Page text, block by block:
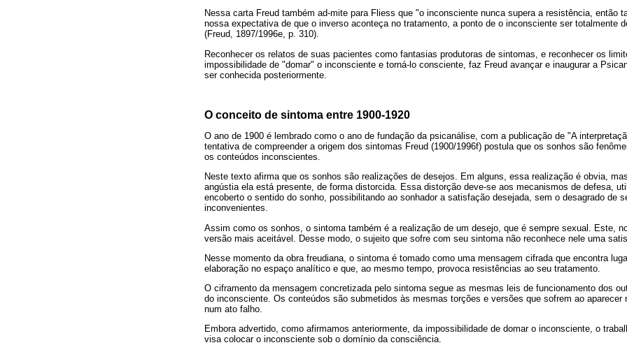
Nessa carta Freud também ad-mite para Fliess que "o inconsciente nunca supera a resistência, então
nossa expectativa de que o inverso aconteça no tratamento, a ponto de o inconsciente ser totalmente
(Freud, 1897/1996e, p. 310).
Reconhecer os relatos de suas pacientes como fantasias produtoras de sintomas, e reconhecer os
impossibilidade de "domar" o inconsciente e torná-lo consciente, faz Freud avançar e inaugurar a
ser conhecida posteriormente.
O conceito de sintoma entre 1900-1920
O ano de 1900 é lembrado como o ano de fundação da psicanálise, com a publicação de "A
tentativa de compreender a origem dos sintomas Freud (1900/1996f) postula que os sonhos são
os conteúdos inconscientes.
Neste texto afirma que os sonhos são realizações de desejos. Em alguns, essa realização é obvia,
angústia ela está presente, de forma distorcida. Essa distorção deve-se aos mecanismos de defesa,
encoberto o sentido do sonho, possibilitando ao sonhador a satisfação desejada, sem o desagrado de
inconvenientes.
Assim como os sonhos, o sintoma também é a realização de um desejo, que é sempre sexual. Este,
versão mais aceitável. Desse modo, o sujeito que sofre com seu sintoma não reconhece nele uma
Nesse momento da obra freudiana, o sintoma é tomado como uma mensagem cifrada que encontra
elaboração no espaço analítico e que, ao mesmo tempo, provoca resistências ao seu tratamento.
O ciframento da mensagem concretizada pelo sintoma segue as mesmas leis de funcionamento dos
do inconsciente. Os conteúdos são submetidos às mesmas torções e versões que sofrem ao aparecer
num ato falho.
Embora advertido, como afirmamos anteriormente, da impossibilidade de domar o inconsciente, o
visa colocar o inconsciente sob o domínio da consciência.